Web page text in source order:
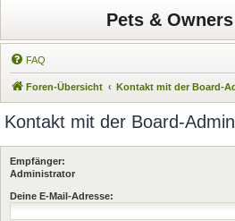
Pets &
FAQ
Foren-Übersicht Kontakt mit der Board-
Kontakt mit der Board-
Empfänger:
Administrator
Deine E-Mail-Adresse: